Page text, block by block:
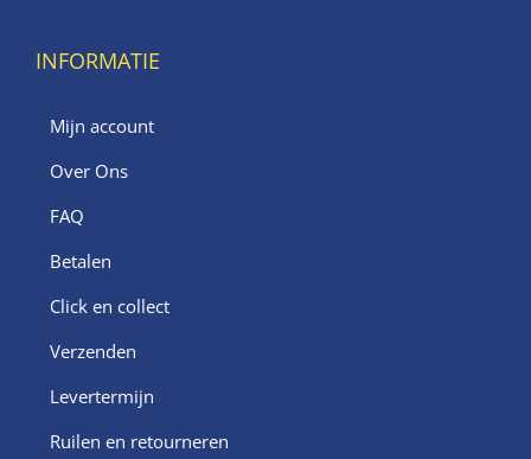
INFORMATIE
Mijn account
Over Ons
FAQ
Betalen
Click en collect
Verzenden
Levertermijn
Ruilen en retourneren